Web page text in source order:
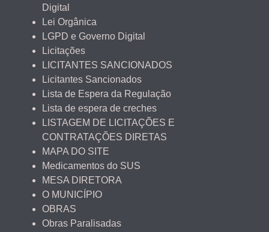
Digital
Lei Orgânica
LGPD e Governo Digital
Licitações
LICITANTES SANCIONADOS
Licitantes Sancionados
Lista de Espera da Regulação
Lista de espera de creches
LISTAGEM DE LICITAÇÕES E
CONTRATAÇÕES DIRETAS
MAPA DO SITE
Medicamentos do SUS
MESA DIRETORA
O MUNICÍPIO
OBRAS
Obras Paralisadas